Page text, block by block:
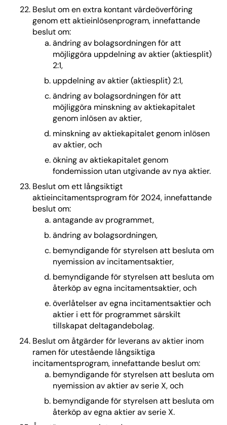
Beslut om en extra kontant värdeöverföring
genom ett aktieinlösenprogram, innefattande
beslut om:
ändring av bolagsordningen för att
möjliggöra uppdelning av aktier (aktiesplit)
2:1,
uppdelning av aktier (aktiesplit) 2:1,
ändring av bolagsordningen för att
möjliggöra minskning av aktiekapitalet
genom inlösen av aktier,
minskning av aktiekapitalet genom inlösen
av aktier, och
ökning av aktiekapitalet genom
fondemission utan utgivande av nya aktier.
Beslut om ett långsiktigt
aktieincitamentsprogram för 2024, innefattande
beslut om:
antagande av programmet,
ändring av bolagsordningen,
bemyndigande för styrelsen att besluta om
nyemission av incitamentsaktier,
bemyndigande för styrelsen att besluta om
återköp av egna incitamentsaktier, och
överlåtelser av egna incitamentsaktier och
aktier i ett för programmet särskilt
tillskapat deltagandebolag.
Beslut om åtgärder för leverans av aktier inom
ramen för utestående långsiktiga
incitamentsprogram, innefattande beslut om:
bemyndigande för styrelsen att besluta om
nyemission av aktier av serie X, och
bemyndigande för styrelsen att besluta om
återköp av egna aktier av serie X.